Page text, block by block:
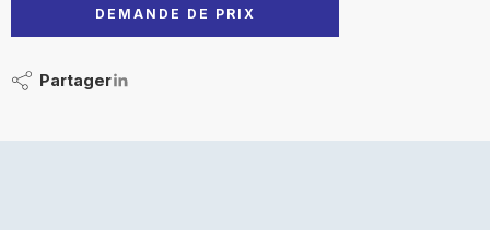
DEMANDE DE PRIX
Partager